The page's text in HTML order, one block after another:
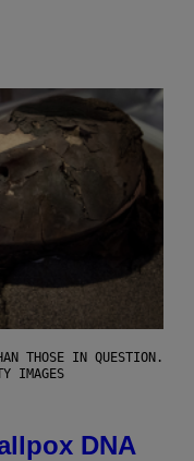
THOSE IN QUESTION.
IMAGES
DNA